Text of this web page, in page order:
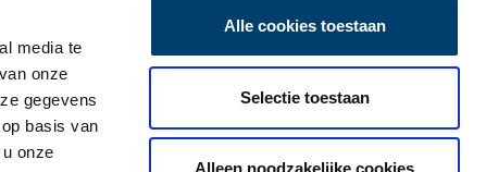
media te
onze
gegevens
basis van
onze
Alle cookies toestaan
Selectie toestaan
Alleen noodzakelijke cookies